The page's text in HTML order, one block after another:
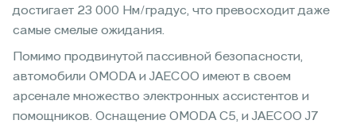
достигает 23 000 Нм/градус, что превосходит даже
самые смелые ожидания.
Помимо продвинутой пассивной безопасности,
автомобили OMODA и JAECOO имеют в своем
арсенале множество электронных ассистентов и
помощников. Оснащение OMODA С5, и JAECOO J7